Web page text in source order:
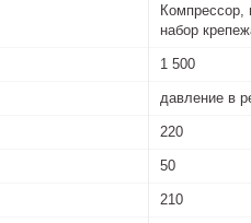
Компрессор,
набор
1 500
давление в
220
50
210